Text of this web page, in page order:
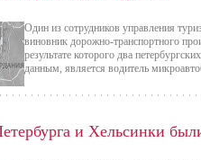
Один из сотрудников управления
виновник дорожно-транспортного
результате которого два
данным, является водитель
и Хельсинки